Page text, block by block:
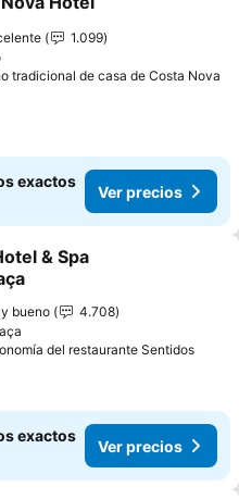
a favoritos
1.099
tradicional de casa de Costa Nova
exactos
Ver precios
a favoritos
& Spa
bueno
4.708
del restaurante Sentidos
exactos
Ver precios